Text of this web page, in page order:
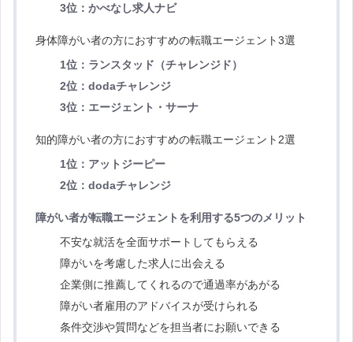
3位：かべなし求人ナビ
身体障がい者の方におすすめの転職エージェント3選
1位：ランスタッド（チャレンジド）
2位：dodaチャレンジ
3位：エージェント・サーナ
知的障がい者の方におすすめの転職エージェント2選
1位：アットジーピー
2位：dodaチャレンジ
障がい者が転職エージェントを利用する5つのメリット
不安な就活を全面サポートしてもらえる
障がいを考慮した求人に出会える
企業側に推薦してくれるので通過率があがる
障がい者雇用のアドバイスが受けられる
条件交渉や質問などを担当者にお願いできる